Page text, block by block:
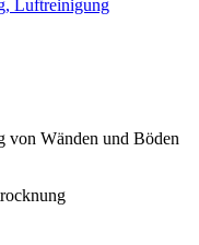
Luftreinigung
von Wänden und Böden